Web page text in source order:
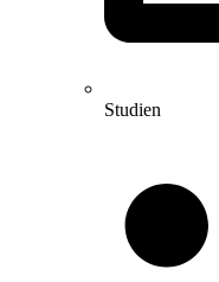
Studien